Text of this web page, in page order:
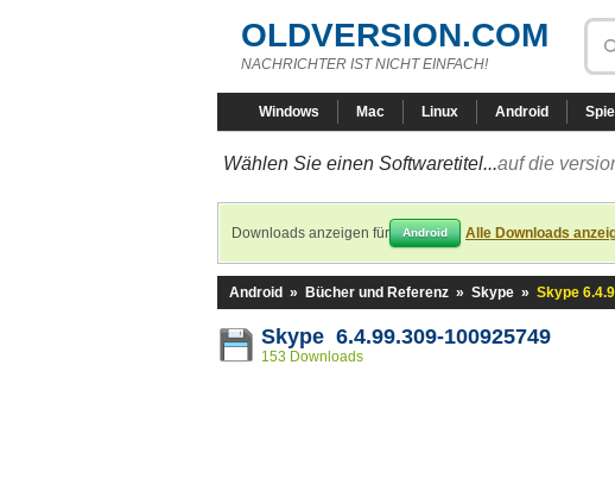
OLDVERSION.COM
NACHRICHTER IST NICHT EINFACH!
Windows Mac Linux Android
Wählen Sie einen Softwaretitel...auf die
Downloads anzeigen für Android Alle Downloads
Android » Bücher und Referenz » Skype » Skype
Skype 6.4.99.309-100925749
153 Downloads